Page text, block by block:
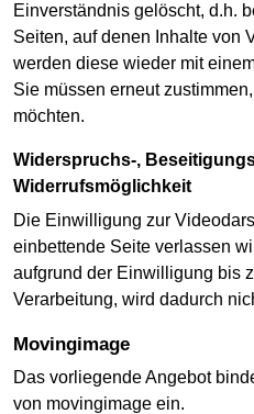
Einverständnis gelöscht, d.h.
Seiten, auf denen Inhalte von
werden diese wieder mit
Sie müssen erneut
möchten.
Widerspruchs-, Beseitigungs- und
Widerrufsmöglichkeit
Die Einwilligung zur
einbettende Seite verlassen
aufgrund der Einwilligung bis
Verarbeitung, wird dadurch
movingimage
Das vorliegende Angebot
von movingimage ein.